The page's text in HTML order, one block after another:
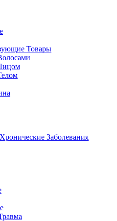
Товары
Заболевания